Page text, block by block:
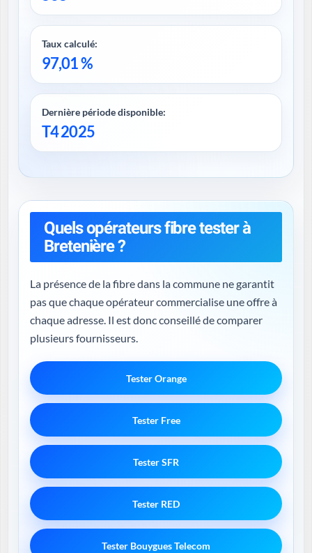
Taux calculé:
97,01 %
Dernière période disponible:
T4 2025
Quels opérateurs fibre tester à
Bretenière ?
La présence de la fibre dans la commune ne garantit
pas que chaque opérateur commercialise une offre à
chaque adresse. Il est donc conseillé de comparer
plusieurs fournisseurs.
Tester Orange
Tester Free
Tester SFR
Tester RED
Tester Bouygues Telecom